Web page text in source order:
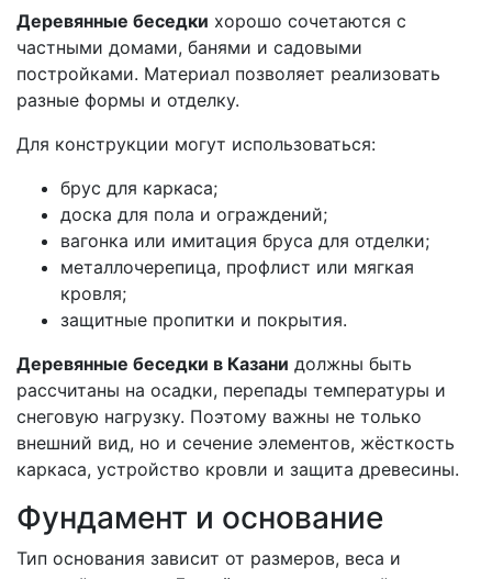
Деревянные беседки хорошо сочетаются с
частными домами, банями и садовыми
постройками. Материал позволяет реализовать
разные формы и отделку.
Для конструкции могут использоваться:
брус для каркаса;
доска для пола и ограждений;
вагонка или имитация бруса для отделки;
металлочерепица, профлист или мягкая
кровля;
защитные пропитки и покрытия.
Деревянные беседки в Казани должны быть
рассчитаны на осадки, перепады температуры и
снеговую нагрузку. Поэтому важны не только
внешний вид, но и сечение элементов, жёсткость
каркаса, устройство кровли и защита древесины.
Фундамент и основание
Тип основания зависит от размеров, веса и